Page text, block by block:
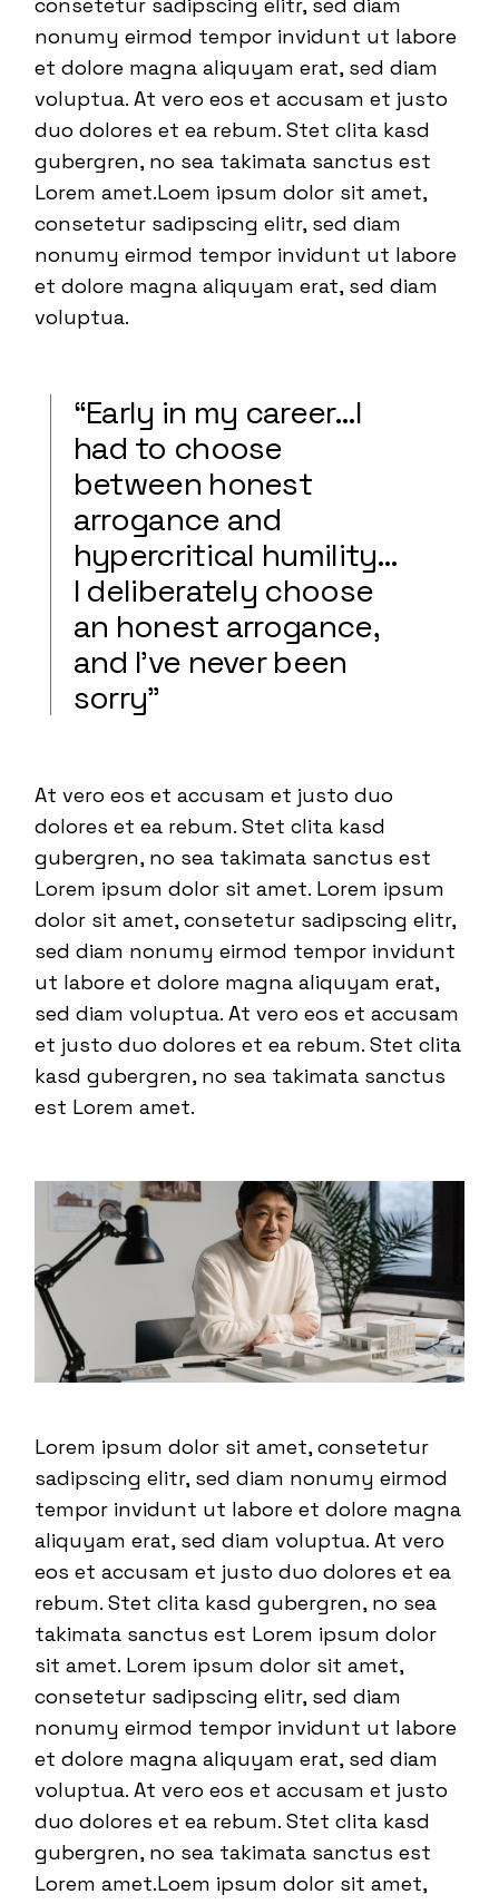
nonumy eirmod tempor invidunt ut labore
et dolore magna aliquyam erat, sed diam
voluptua. At vero eos et accusam et justo
duo dolores et ea rebum. Stet clita kasd
gubergren, no sea takimata sanctus est
Lorem amet.Loem ipsum dolor sit amet,
consetetur sadipscing elitr, sed diam
nonumy eirmod tempor invidunt ut labore
et dolore magna aliquyam erat, sed diam
voluptua.
“Early in my career…I
had to choose
between honest
arrogance and
hypercritical humility…
I deliberately choose
an honest arrogance,
and I’ve never been
sorry”
At vero eos et accusam et justo duo
dolores et ea rebum. Stet clita kasd
gubergren, no sea takimata sanctus est
Lorem ipsum dolor sit amet. Lorem ipsum
dolor sit amet, consetetur sadipscing elitr,
sed diam nonumy eirmod tempor invidunt
ut labore et dolore magna aliquyam erat,
sed diam voluptua. At vero eos et accusam
et justo duo dolores et ea rebum. Stet clita
kasd gubergren, no sea takimata sanctus
est Lorem amet.
Lorem ipsum dolor sit amet, consetetur
sadipscing elitr, sed diam nonumy eirmod
tempor invidunt ut labore et dolore magna
aliquyam erat, sed diam voluptua. At vero
eos et accusam et justo duo dolores et ea
rebum. Stet clita kasd gubergren, no sea
takimata sanctus est Lorem ipsum dolor
sit amet. Lorem ipsum dolor sit amet,
consetetur sadipscing elitr, sed diam
nonumy eirmod tempor invidunt ut labore
et dolore magna aliquyam erat, sed diam
voluptua. At vero eos et accusam et justo
duo dolores et ea rebum. Stet clita kasd
gubergren, no sea takimata sanctus est
Lorem amet.Loem ipsum dolor sit amet,